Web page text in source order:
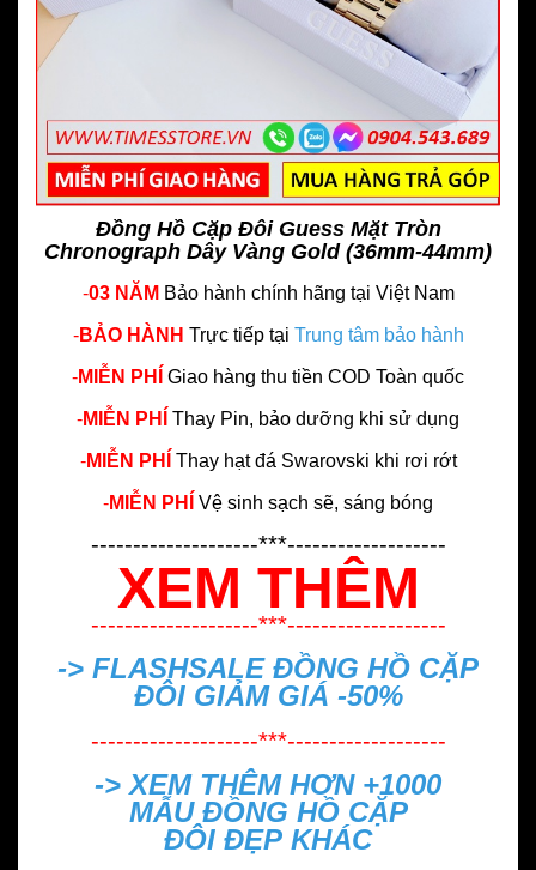
Đồng Hồ Cặp Đôi Guess Mặt Tròn
Chronograph Dây Vàng Gold (36mm-44mm)
-03 NĂM Bảo hành chính hãng tại Việt Nam
-BẢO HÀNH Trực tiếp tại Trung tâm bảo hành
-MIỄN PHÍ Giao hàng thu tiền COD Toàn quốc
-MIỄN PHÍ Thay Pin, bảo dưỡng khi sử dụng
-MIỄN PHÍ Thay hạt đá Swarovski khi rơi rớt
-MIỄN PHÍ Vệ sinh sạch sẽ, sáng bóng
--------------------***-------------------
XEM THÊM
--------------------***-------------------
-> FLASHSALE ĐỒNG HỒ CẶP
ĐÔI GIẢM GIÁ -50%
--------------------***-------------------
-> XEM THÊM HƠN +1000
MẪU ĐỒNG HỒ CẶP
ĐÔI ĐẸP KHÁC